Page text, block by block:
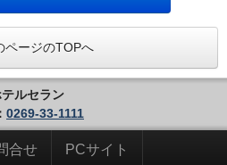
ページのTOPへ
ルセラン
0269-33-1111
合せ PCサイト